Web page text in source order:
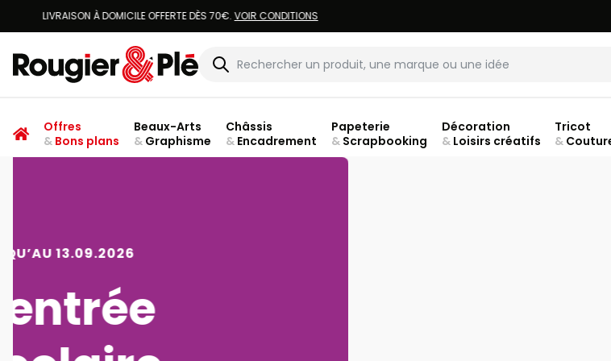
Rougier & Plé
Offres
&Bons plans
Beaux-Arts
&Graphisme
Châssis
&Encadrement
Papeterie
&Scrapbooking
Décoration
&Loisirs créatifs
Tricot
&